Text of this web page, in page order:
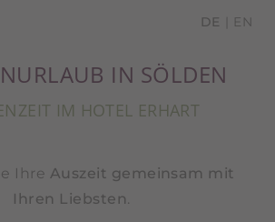
DE EN
IN SÖLDEN
IM HOTEL ERHART
Ihre Auszeit gemeinsam mit
Ihren Liebsten